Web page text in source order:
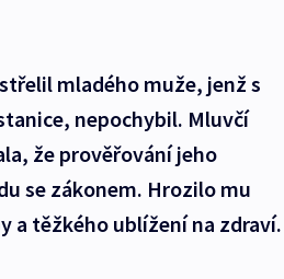
mladého muže, jenž s
nepochybil. Mluvčí
že prověřování jeho
se zákonem. Hrozilo mu
a těžkého ublížení na zdraví.